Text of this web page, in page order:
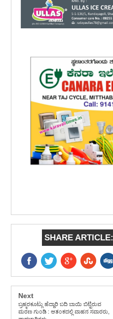
SHARE ARTICLE:
Next
ಬ್ರಹ್ಮರಕೂಟ್ಲು ಹೆದ್ದಾರಿ ಬದಿ ಬಾಯಿ ಬಿಟ್ಟಿರುವ
ಮರಣ ಗುಂಡಿ : ಆತಂಕದಲ್ಲಿ ವಾಹನ ಸವಾರರು,